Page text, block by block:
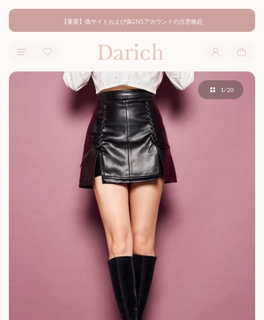
【重要】偽サイトおよび偽SNSアカウントの注意喚起
イ
ン
ー
1/20